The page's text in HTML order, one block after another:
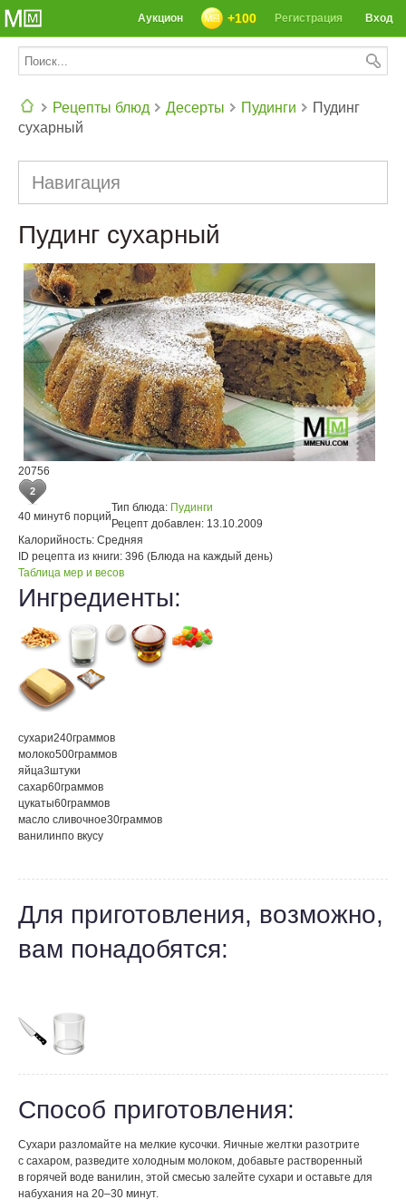
Вход
Регистрация
+100
Аукцион
Рецепты блюд Десерты Пудинги
Пудинг
сухарный
Навигация
Пудинг сухарный
20756
2
40 минут6 порций
Тип блюда: Пудинги
Рецепт добавлен: 13.10.2009
Калорийность: Средняя
ID рецепта из книги: 396 (Блюда на каждый день)
Таблица мер и весов
Ингредиенты:
сухари240граммов
молоко500граммов
яйца3штуки
сахар60граммов
цукаты60граммов
масло сливочное30граммов
ванилинпо вкусу
Для приготовления, возможно,
вам понадобятся:
Способ приготовления:
Сухари разломайте на мелкие кусочки. Яичные желтки разотрите
с сахаром, разведите холодным молоком, добавьте растворенный
в горячей воде ванилин, этой смесью залейте сухари и оставьте для
набухания на 20–30 минут.